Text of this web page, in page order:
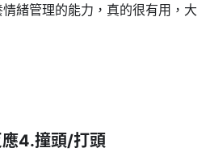
緒管理的能力，真的很有用，大
4.撞頭/打頭